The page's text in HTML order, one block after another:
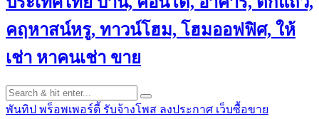
คฤหาสน์หรู, ทาวน์โฮม, โฮมออฟฟิศ, ให้
เช่า หาคนเช่า ขาย
พันทิป พร็อพเพอร์ตี้ รับจ้างโพส ลงประกาศ เว็บซื้อขาย